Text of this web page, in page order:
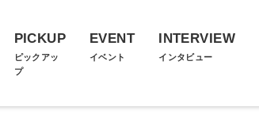
PICKUP
ピックアッ
プ
EVENT
イベント
INTERVIEW
インタビュー